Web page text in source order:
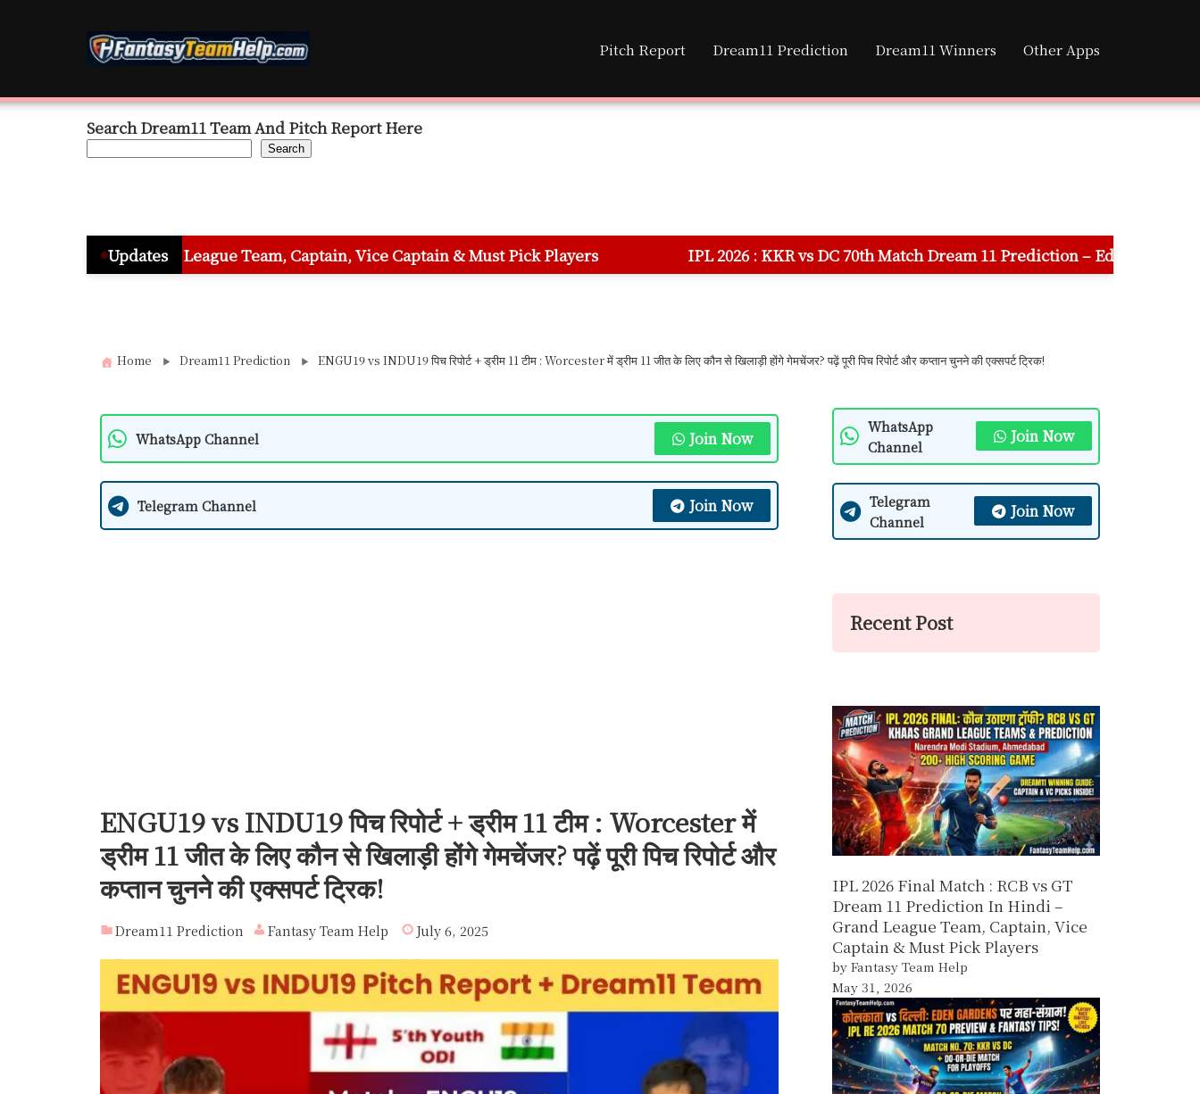
Pitch Report Dream11 Prediction Dream11 Winners Other Apps
Search Dream11 Team And Pitch Report Here
Search
Updates
League Team, Captain, Vice Captain & Must Pick Players IPL 2026 : KKR vs DC 70th Match Dream 11 Prediction – Eden Gardens Stadium Pitch
Home Dream11 Prediction ENGU19 vs INDU19 पिच रिपोर्ट + ड्रीम 11 टीम : Worcester में ड्रीम 11 जीत के लिए कौन से खिलाड़ी होंगे गेमचेंजर? पढ़ें पूरी पिच रिपोर्ट और कप्तान चुनने की एक्सपर्ट ट्रिक!
WhatsApp Channel Join Now
Telegram Channel Join Now
ENGU19 vs INDU19 पिच रिपोर्ट + ड्रीम 11 टीम : Worcester में
ड्रीम 11 जीत के लिए कौन से खिलाड़ी होंगे गेमचेंजर? पढ़ें पूरी पिच रिपोर्ट और
कप्तान चुनने की एक्सपर्ट ट्रिक!
Dream11 Prediction Fantasy Team Help July 6, 2025
WhatsApp
Channel
Join Now
Telegram
Channel
Join Now
Recent Post
IPL 2026 Final Match : RCB vs GT
Dream 11 Prediction In Hindi –
Grand League Team, Captain, Vice
Captain & Must Pick Players
by Fantasy Team Help
May 31, 2026